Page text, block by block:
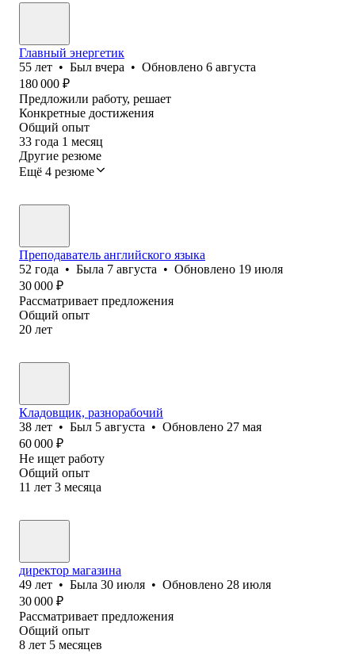
Главный энергетик
55 лет • Был вчера • Обновлено 6 августа
180 000 ₽
Предложили работу, решает
Конкретные достижения
Общий опыт
33 года 1 месяц
Другие резюме
Ещё 4 резюме
Преподаватель английского языка
52 года • Была 7 августа • Обновлено 19 июля
30 000 ₽
Рассматривает предложения
Общий опыт
20 лет
Кладовщик, разнорабочий
38 лет • Был 5 августа • Обновлено 27 мая
60 000 ₽
Не ищет работу
Общий опыт
11 лет 3 месяца
директор магазина
49 лет • Была 30 июля • Обновлено 28 июля
30 000 ₽
Рассматривает предложения
Общий опыт
8 лет 5 месяцев